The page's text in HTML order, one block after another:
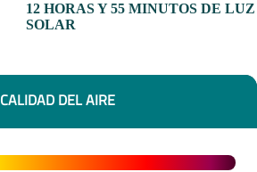
12 HORAS Y 55 MINUTOS DE LUZ
SOLAR
CALIDAD DEL AIRE